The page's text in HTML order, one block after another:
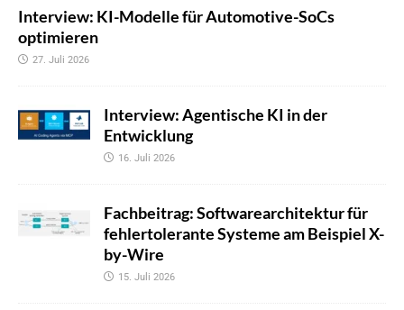
Interview: KI-Modelle für Automotive-SoCs
optimieren
27. Juli 2026
Interview: Agentische KI in der
Entwicklung
16. Juli 2026
Fachbeitrag: Softwarearchitektur für
fehlertolerante Systeme am Beispiel X-
by-Wire
15. Juli 2026